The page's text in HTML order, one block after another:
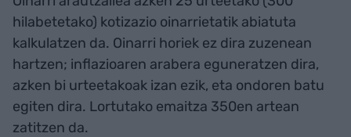
hilabetetako) kotizazio oinarrietatik abiatuta
kalkulatzen da. Oinarri horiek ez dira zuzenean
hartzen; inflazioaren arabera eguneratzen dira,
azken bi urteetakoak izan ezik, eta ondoren batu
egiten dira. Lortutako emaitza 350en artean
zatitzen da.